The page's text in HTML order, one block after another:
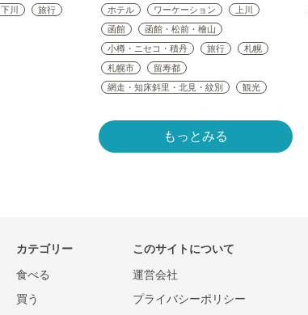
下川
旅行
ホテル ワーケーション
上川
函館
函館・松前・檜山
小樽・ニセコ・積丹
旅行
札幌
札幌市
留寿都
網走・知床斜里・北見・紋別
観光
もっとみる
カテゴリー
食べる
買う
このサイトについて
運営会社
プライバシーポリシー